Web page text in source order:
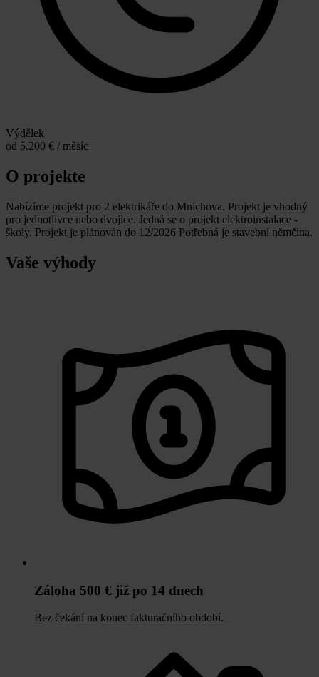
Výdělek
od 5.200 € / měsíc
O projekte
Nabízíme projekt pro 2 elektrikáře do Mnichova. Projekt je vhodný
pro jednotlivce nebo dvojice. Jedná se o projekt elektroinstalace -
školy. Projekt je plánován do 12/2026 Potřebná je stavební němčina.
Vaše výhody
Záloha 500 € již po 14 dnech
Bez čekání na konec fakturačního období.